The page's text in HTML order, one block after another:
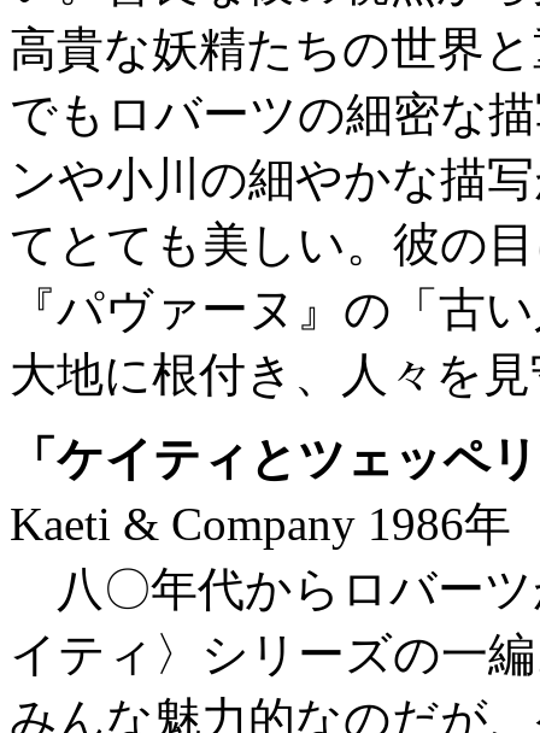
高貴な妖精たちの世界
でもロバーツの細密な
ンや小川の細やかな描
てとても美しい。彼の
『パヴァーヌ』の「古
大地に根付き、人々を
「ケイティとツェッペ
Kaeti & Company 1986年
八〇年代からロバー
イティ〉シリーズの一
みんな魅力的なのだが